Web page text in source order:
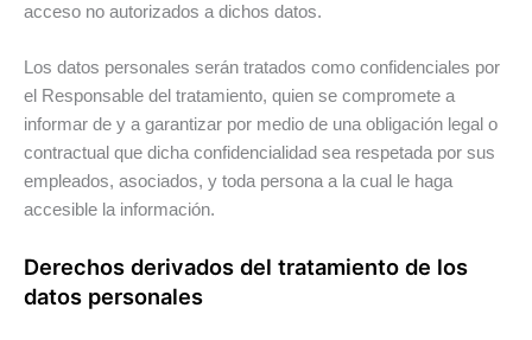
acceso no autorizados a dichos datos.
Los datos personales serán tratados como confidenciales por
el Responsable del tratamiento, quien se compromete a
informar de y a garantizar por medio de una obligación legal o
contractual que dicha confidencialidad sea respetada por sus
empleados, asociados, y toda persona a la cual le haga
accesible la información.
Derechos derivados del tratamiento de los
datos personales